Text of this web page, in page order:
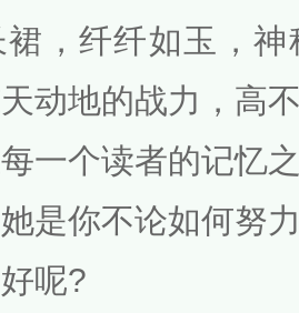
，纤纤如玉，
动地的战力，高
一个读者的记忆
是你不论如何努
呢?